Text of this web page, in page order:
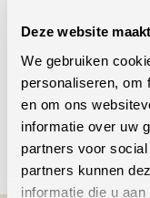
Deze website
We gebruiken
personaliseren, om
en om ons
informatie over uw
partners voor
partners kunnen
informatie die u